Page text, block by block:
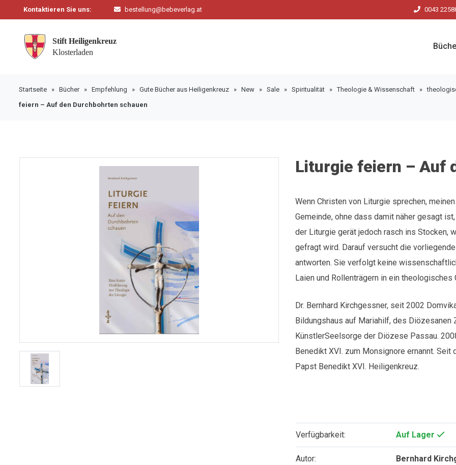
Kontaktieren Sie uns: bestellung@bebeverlag.at 0043
Startseite » Bücher» Empfehlung » Gute Bücher aus Heiligenkreuz » New » Sale » Spiritualität »Theologie & Wissenschaft »
feiern – Auf den Durchbohrten schauen
Liturgie feiern – Auf
Wenn Christen von Liturgie sprechen,
Gemeinde, ohne dass damit näher gesagt
der Liturgie gerät jedoch rasch ins Stocken,
gefragt wird. Darauf versucht die
antworten. Sie verfolgt keine
Laien und Rollenträgern in ein theologisches
Dr. Bernhard Kirchgessner, seit 2002
Bildungshaus auf Mariahilf, des
KünstlerSeelsorge der Diözese Passau.
Benedikt XVI. zum Monsignore ernannt.
Papst Benedikt XVI. Heiligenkreuz.
Verfügbarkeit: Auf Lager
Autor: Bernhard